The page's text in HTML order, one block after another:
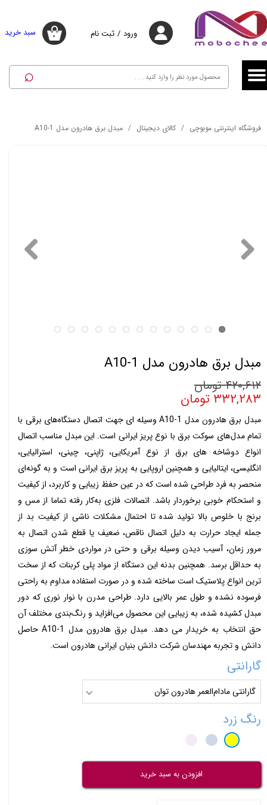
ورود / ثبت نام
حساب کاربری من
سفارشات
۰ سبد خرید
⌕
فروشگاه اینترنتی موبوچی کالای دیجیتال مبدل برق هادرون مدل A10-1
مبدل برق هادرون مدل A10-1
۴۲۰,۶۱۲ تومان
۳۳۲,۲۸۳ تومان
مبدل برق هادرون مدل A10-1 وسیله ای جهت اتصال دستگاه‌های برقی با
تمام مدل‌های سوکت برق با نوع پریز ایرانی است. این مبدل مناسب اتصال
انواع دوشاخه های برق از نوع آمریکایی، ژاپنی، چینی، استرالیایی،
انگلیسی، ایتالیایی و همچنین اروپایی به پریز برق ایرانی است و به گونه‌ای
منحصر به فرد طراحی شده است که در عین حفظ زیبایی و کاربرد، از کیفیت
و استحکام خوبی برخوردار باشد. اتصالات فلزی به‌کار رفته تماما از مس و
برنج با خلوص بالا تولید شده تا احتمال مشکلات ناشی از کیفیت بد از
جمله ایجاد حرارت به دلیل اتصال ناقص، ضعیف یا قطع شدن اتصال به
مرور زمان، آسیب دیدن وسیله برقی و حتی در مواردی خطر آتش سوزی
به حداقل برسد. همچنین بدنه این دستگاه از مواد پلی کربنات که از سخت
ترین انواع پلاستیک است ساخته شده و در صورت استفاده مداوم به راحتی
فرسوده نشده و طول عمر بالایی دارد. طراحی مدرن با نوار نوری که دور
مبدل کشیده شده، به زیبایی این محصول می‌افزاید و رنگ‌بندی مختلف آن
حق انتخاب به خریدار می دهد. مبدل برق هادرون مدل A10-1 حاصل
دانش و تجربه مهندسان شرکت دانش بنیان ایرانی هادرون است.
گارانتی
گارانتی مادام‌العمر هادرون توان
رنگ زرد
افزودن به سبد خرید
حساب کاربری من
سفارشات